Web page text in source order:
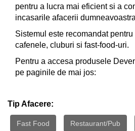
pentru a lucra mai eficient si a
incasarile afacerii
Sistemul este recomandat pentru
cafenele, cluburi si fast-food-uri.
Pentru a accesa produsele
pe paginile de mai jos:
Tip Afacere:
Fast Food Restaurant/Pub